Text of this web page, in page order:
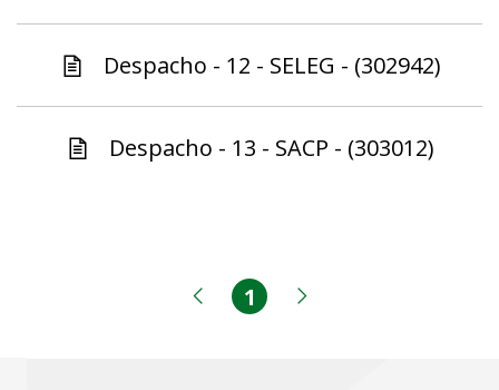
Despacho - 12 - SELEG - (302942)
Despacho - 13 - SACP - (303012)
Página anterior
Página
1